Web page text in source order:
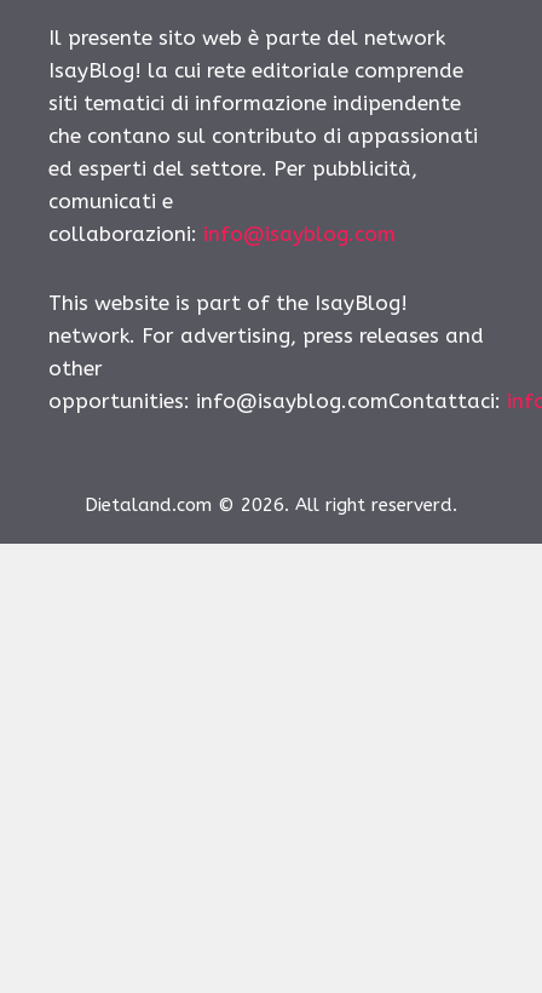
Il presente sito web è parte del network
IsayBlog! la cui rete editoriale comprende
siti tematici di informazione indipendente
che contano sul contributo di appassionati
ed esperti del settore. Per pubblicità,
comunicati e
collaborazioni: info@isayblog.com
This website is part of the IsayBlog!
network. For advertising, press releases and
other
opportunities: info@isayblog.comContattaci:
Dietaland.com © 2026. All right reserverd.